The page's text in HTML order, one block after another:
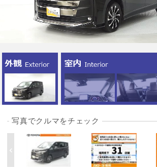
写真でクルマをチェック